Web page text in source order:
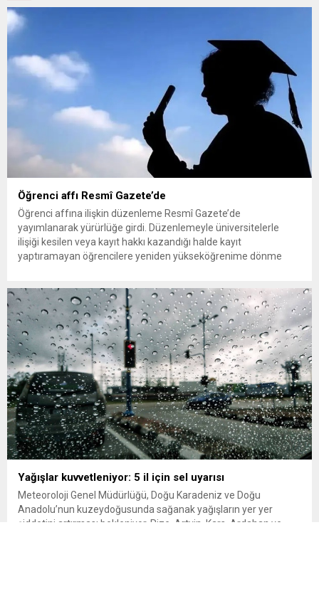
Öğrenci affı Resmî Gazete’de
Öğrenci affına ilişkin düzenleme Resmî Gazete’de
yayımlanarak yürürlüğe girdi. Düzenlemeyle üniversitelerle
ilişiği kesilen veya kayıt hakkı kazandığı halde kayıt
yaptıramayan öğrencilere yeniden yükseköğrenime dönme
kesilen öğrencilere yeniden öğrenim hakkı tanıyan “öğrenci
affı” düzenlemesi böylece resmen...
Yağışlar kuvvetleniyor: 5 il için sel uyarısı
Meteoroloji Genel Müdürlüğü, Doğu Karadeniz ve Doğu
Anadolu’nun kuzeydoğusunda sağanak yağışların yer yer
şiddetini artırması bekleniyor. Rize, Artvin, Kars, Ardahan ve